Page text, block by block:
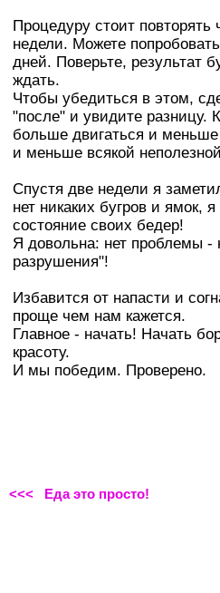
Процедуру стоит повторять
недели. Можете
дней. Поверьте, результат
ждать.
Чтобы убедиться в этом,
"после" и увидите разницу.
больше двигаться и
и меньше всякой
Спустя две недели я
нет никаких бугров и ямок,
состояние своих бедер!
Я довольна: нет проблемы -
разрушения"!
Избавится от напасти и
проще чем нам кажется.
Главное - начать! Начать
красоту.
И мы победим. Проверено.
<<< Еда это просто!